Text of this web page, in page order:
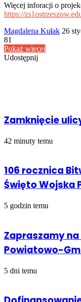
Więcej inforacji o
https://
Magdalena Kułak Send
26
81
Pokaż więcej
Udostępnij
Zamknięcie
42 minuty temu
106 rocznica
Święto Wojska
5 godzin temu
Zapraszamy
Powiatowo-
5 dni temu